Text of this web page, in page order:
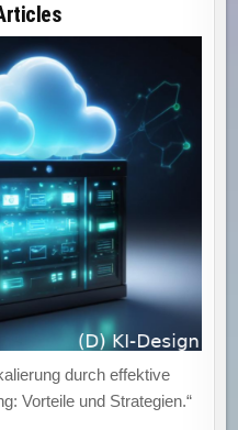
durch effektive
Vorteile und Strategien.“